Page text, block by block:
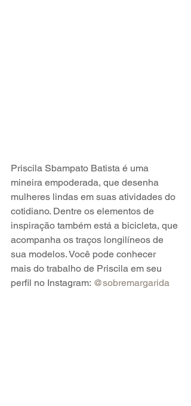
Priscila Sbampato Batista é uma
mineira empoderada, que desenha
mulheres lindas em suas atividades do
cotidiano. Dentre os elementos de
inspiração também está a bicicleta, que
acompanha os traços longilíneos de
sua modelos. Você pode conhecer
mais do trabalho de Priscila em seu
perfil no Instagram: @sobremargarida